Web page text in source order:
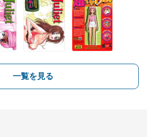
一覧を見る